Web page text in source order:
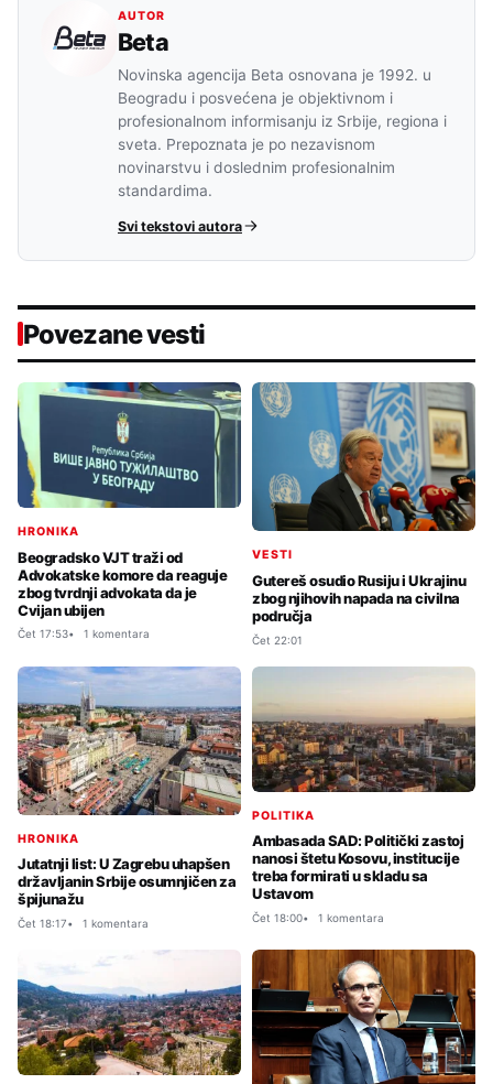
AUTOR
Beta
Novinska agencija Beta osnovana je 1992. u
Beogradu i posvećena je objektivnom i
profesionalnom informisanju iz Srbije, regiona i
sveta. Prepoznata je po nezavisnom
novinarstvu i doslednim profesionalnim
standardima.
Svi tekstovi autora
Povezane vesti
HRONIKA
Beogradsko VJT traži od
Advokatske komore da reaguje
zbog tvrdnji advokata da je
Cvijan ubijen
Čet 17:53 1 komentara
VESTI
Gutereš osudio Rusiju i Ukrajinu
zbog njihovih napada na civilna
područja
Čet 22:01
HRONIKA
Jutatnji list: U Zagrebu uhapšen
državljanin Srbije osumnjičen za
špijunažu
Čet 18:17 1 komentara
POLITIKA
Ambasada SAD: Politički zastoj
nanosi štetu Kosovu, institucije
treba formirati u skladu sa
Ustavom
Čet 18:00 1 komentara